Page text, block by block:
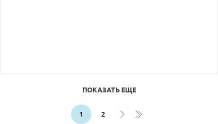
ПОКАЗАТЬ ЕЩЕ
1 2